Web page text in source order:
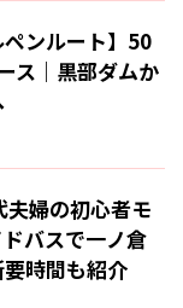
ペンルート】50
ス｜黒部ダムか
夫婦の初心者モ
バスで一ノ倉
時間も紹介